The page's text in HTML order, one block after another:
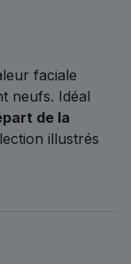
faciale
neufs. Idéal
de la
illustrés